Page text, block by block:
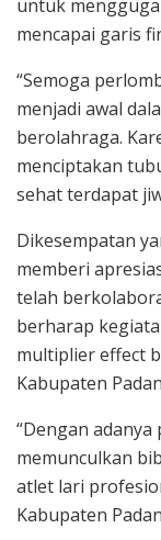
untuk
mencapai garis
“Semoga
menjadi awal
berolahraga.
menciptakan
sehat terdapat
Dikesempatan
memberi
telah
berharap
multiplier effect
Kabupaten
“Dengan
memunculkan
atlet lari
Kabupaten